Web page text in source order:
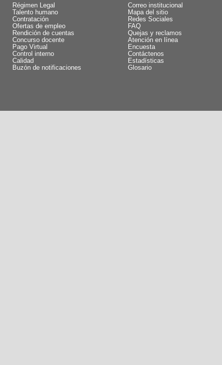
Régimen Legal
Talento humano
Contratación
Ofertas de empleo
Rendición de cuentas
Concurso docente
Pago Virtual
Control interno
Calidad
Buzón de notificaciones
Correo institucional
Mapa del sitio
Redes Sociales
FAQ
Quejas y reclamos
Atención en línea
Encuesta
Contáctenos
Estadísticas
Glosario